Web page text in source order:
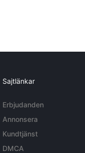
Sajtlänkar
Erbjudanden
Annonsera
Kundtjänst
DMCA